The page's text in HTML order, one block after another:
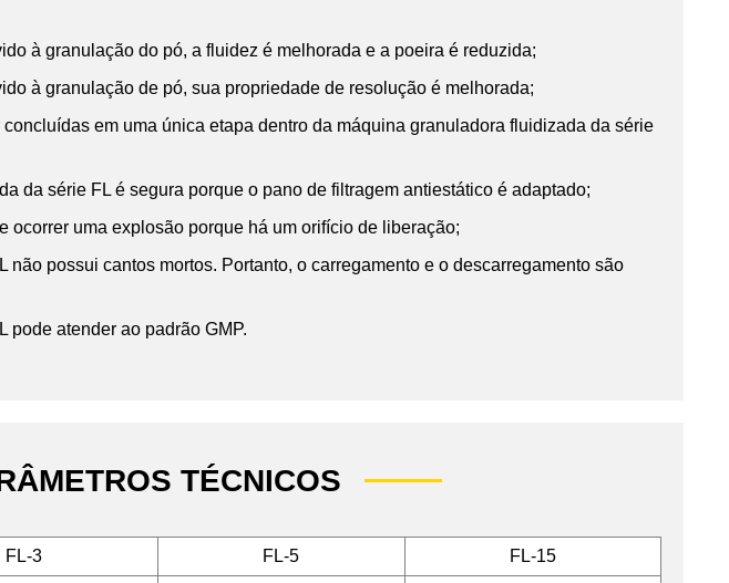
à granulação do pó, a fluidez é melhorada e a poeira é reduzida;
à granulação de pó, sua propriedade de resolução é melhorada;
em uma única etapa dentro da máquina granuladora fluidizada da série
da série FL é segura porque o pano de filtragem antiestático é adaptado;
ocorrer uma explosão porque há um orifício de liberação;
possui cantos mortos. Portanto, o carregamento e o descarregamento são
pode atender ao padrão GMP.
TÉCNICOS
FL-3 FL-5 FL-15